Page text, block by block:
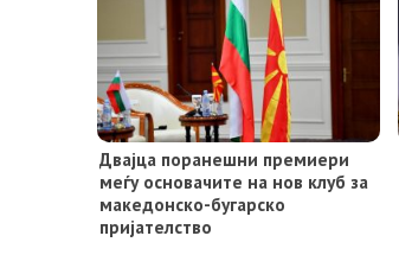
Двајца поранешни премиери
меѓу основачите на нов клуб за
македонско-бугарско
пријателство